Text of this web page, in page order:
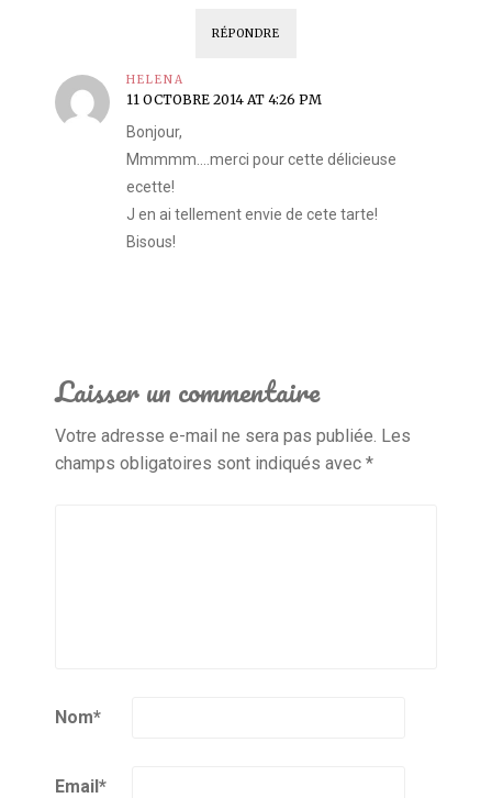
RÉPONDRE
HELENA
11 OCTOBRE 2014 AT 4:26 PM
Bonjour,
Mmmmm….merci pour cette délicieuse
ecette!
J en ai tellement envie de cete tarte!
Bisous!
Laisser un commentaire
Votre adresse e-mail ne sera pas publiée. Les
champs obligatoires sont indiqués avec *
Nom*
Email*